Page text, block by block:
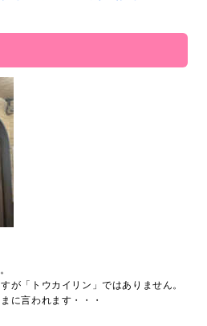
が「トウカイリン」ではありません。
に言われます・・・